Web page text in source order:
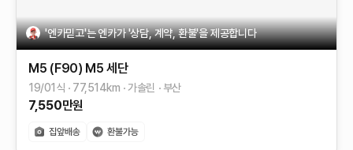
'엔카믿고'는 엔카가 '상담, 계약, 환불'을 제공합니다
M5 (F90) M5 세단
19/01식 77,514km 가솔린 부산
7,550만원